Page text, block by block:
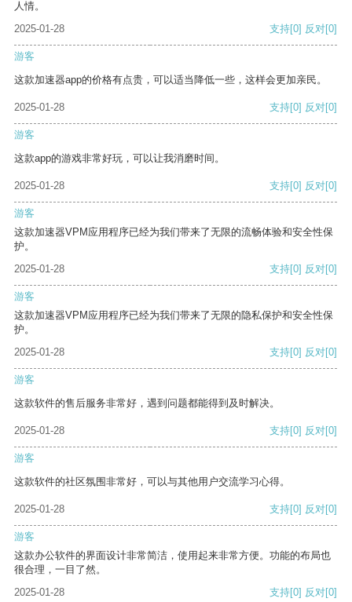
人情。
2025-01-28
支持[0] 反对[0]
游客
这款加速器app的价格有点贵，可以适当降低一些，这样会更加亲民。
2025-01-28 支持[0] 反对[0]
游客
这款app的游戏非常好玩，可以让我消磨时间。
2025-01-28 支持[0] 反对[0]
游客
这款加速器VPM应用程序已经为我们带来了无限的流畅体验和安全性保
护。
2025-01-28
支持[0] 反对[0]
游客
这款加速器VPM应用程序已经为我们带来了无限的隐私保护和安全性保
护。
2025-01-28
支持[0] 反对[0]
游客
这款软件的售后服务非常好，遇到问题都能得到及时解决。
2025-01-28 支持[0] 反对[0]
游客
这款软件的社区氛围非常好，可以与其他用户交流学习心得。
2025-01-28 支持[0] 反对[0]
游客
这款办公软件的界面设计非常简洁，使用起来非常方便。功能的布局也
很合理，一目了然。
2025-01-28
支持[0] 反对[0]